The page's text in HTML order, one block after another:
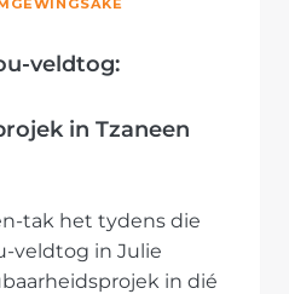
veldtog:
in Tzaneen
tak het tydens die
veldtog in Julie
in dié